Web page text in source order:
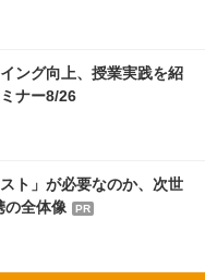
ング向上、授業実践を紹
ナー8/26
ト」が必要なのか、次世
の全体像
PR